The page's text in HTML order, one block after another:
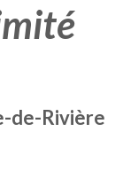
de-Rivière